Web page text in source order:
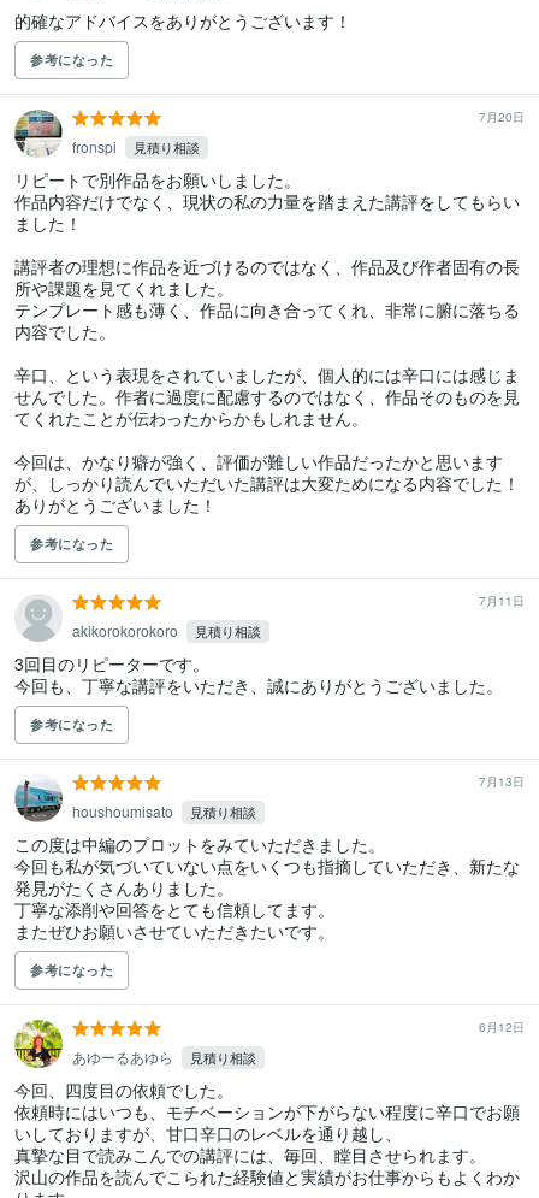
的確なアドバイスをありがとうございます！
参考になった
7月20日
fronspi 見積り相談
リピートで別作品をお願いしました。
作品内容だけでなく、現状の私の力量を踏まえた講評をしてもらい
ました！
講評者の理想に作品を近づけるのではなく、作品及び作者固有の長
所や課題を見てくれました。
テンプレート感も薄く、作品に向き合ってくれ、非常に腑に落ちる
内容でした。
辛口、という表現をされていましたが、個人的には辛口には感じま
せんでした。作者に過度に配慮するのではなく、作品そのものを見
てくれたことが伝わったからかもしれません。
今回は、かなり癖が強く、評価が難しい作品だったかと思います
が、しっかり読んでいただいた講評は大変ためになる内容でした！
参考になった
7月11日
akikorokorokoro 見積り相談
3回目のリピーターです。
今回も、丁寧な講評をいただき、誠にありがとうございました。
参考になった
7月13日
houshoumisato 見積り相談
この度は中編のプロットをみていただきました。
今回も私が気づいていない点をいくつも指摘していただき、新たな
発見がたくさんありました。
丁寧な添削や回答をとても信頼してます。
またぜひお願いさせていただきたいです。
参考になった
6月12日
あゆーるあゆら 見積り相談
今回、四度目の依頼でした。
依頼時にはいつも、モチベーションが下がらない程度に辛口でお願
いしておりますが、甘口辛口のレベルを通り越し、
真摯な目で読みこんでの講評には、毎回、瞠目させられます。
沢山の作品を読んでこられた経験値と実績がお仕事からもよくわか